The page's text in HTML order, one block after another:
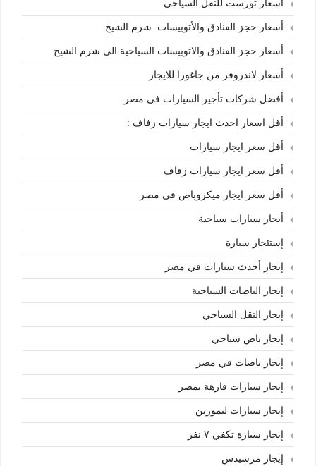
أسعار تورست للنقل السياحى
أسعار حجز الفنادق والأتوبيسات..شرم الشيخ
أسعار حجز الفنادق والاتوبيسات السياحية الي شرم الشيخ
أسعار لاندروفر من جاغورا للايجار
أفضل شركات تأجير السيارات في مصر
أقل اسعار احدث ايجار سيارات زفاف :
أقل سعر ايجار سيارات
أقل سعر ايجار سيارات زفاف
أقل سعر ايجار ميكروباص فى مصر
أيجار سيارات سياحية
إستئجار سيارة
إيجار أحدث سيارات في مصر
إيجار الباصات السياحية
إيجار النقل السياحي
إيجار باص سياحي
إيجار باصات في مصر
إيجار سيارات فارهة بمصر
إيجار سيارات ليموزين
إيجار سيارة تكفي ٧ نفر
إيجار مرسيدس